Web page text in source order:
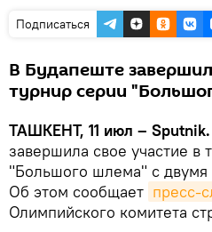
Подписаться
В Будапеште
турнир серии
ТАШКЕНТ, 11 июл – Sputnik.
завершила свое участие в
"Большого шлема" с двумя
Об этом сообщает пресс-
Олимпийского комитета